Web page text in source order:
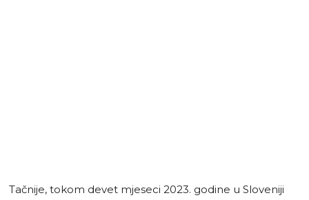
Tačnije, tokom devet mjeseci 2023. godine u Sloveniji